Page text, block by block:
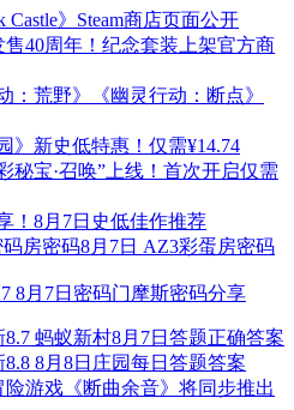
Castle》Steam商店页面公开
售40周年！纪念套装上架官方商
：荒野》《幽灵行动：断点》
》新史低特惠！仅需¥14.74
秘宝·召唤”上线！首次开启仅需
！8月7日史低佳作推荐
房密码8月7日 AZ3彩蛋房密码
8月7日密码门摩斯密码分享
蚂蚁新村8月7日答题正确答案
8月8日庄园每日答题答案
游戏《断曲余音》将同步推出